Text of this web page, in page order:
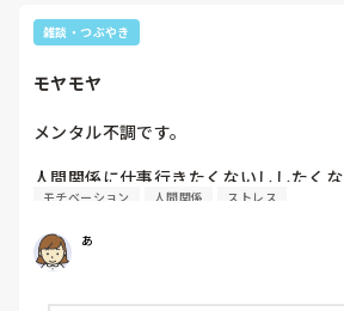
しかし自分の機嫌は自分でと書いてあっ
辞めたいと言えない。
のでしょう。
ここ最近はモヤモヤばかりです。
わたしは派遣ですが、モヤモヤすること
考えないように努めてます。
大変な仕事です。自分を褒めていいんです
雑談・つぶやき
モヤモヤ
メンタル不調です。
人間関係に仕事行きたくないししたくな
退職はなかなか踏ん切りつかずにいます
辞める人が多く新しい方が来てはいます
曜日常勤スタッフが入ってなんとかま
モチベーション 人間関係 ストレス
あ